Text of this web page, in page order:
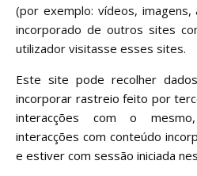
(por exemplo: vídeos,
incorporado de outros sites
utilizador visitasse esses sites.
Este site pode recolher
incorporar rastreio feito por
interacções com o
interacções com conteúdo
e estiver com sessão iniciada